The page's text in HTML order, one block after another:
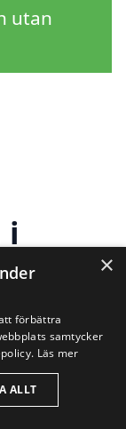
utan
i
i
×
förbättra
samtycker
Läs mer
ALLT